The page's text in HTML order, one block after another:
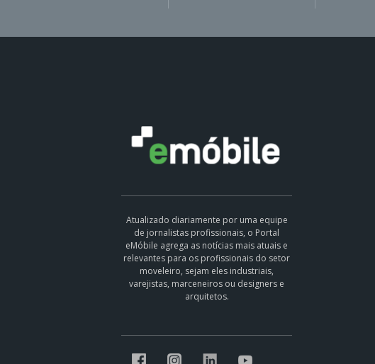
Atualizado diariamente por uma equipe
de jornalistas profissionais, o Portal
eMóbile agrega as notícias mais atuais e
relevantes para os profissionais do setor
moveleiro, sejam eles industriais,
varejistas, marceneiros ou designers e
arquitetos.